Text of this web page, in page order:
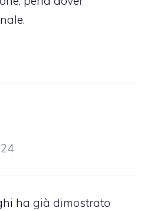
ha già dimostrato